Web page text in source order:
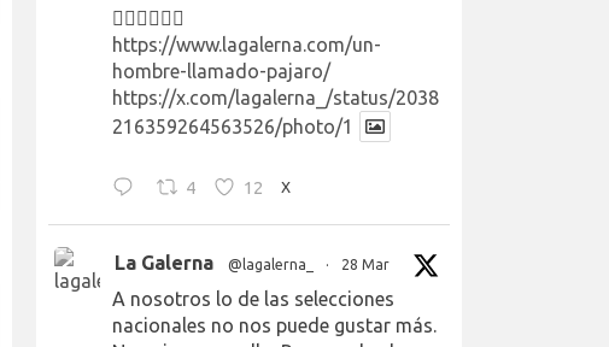
👉🏻👉🏻👉🏻
https://www.lagalerna.com/un-
hombre-llamado-pajaro/
https://x.com/lagalerna_/status/2038
216359264563526/photo/1
4 12 X
La Galerna @lagalerna_ · 28 Mar
A nosotros lo de las selecciones
nacionales no nos puede gustar más.